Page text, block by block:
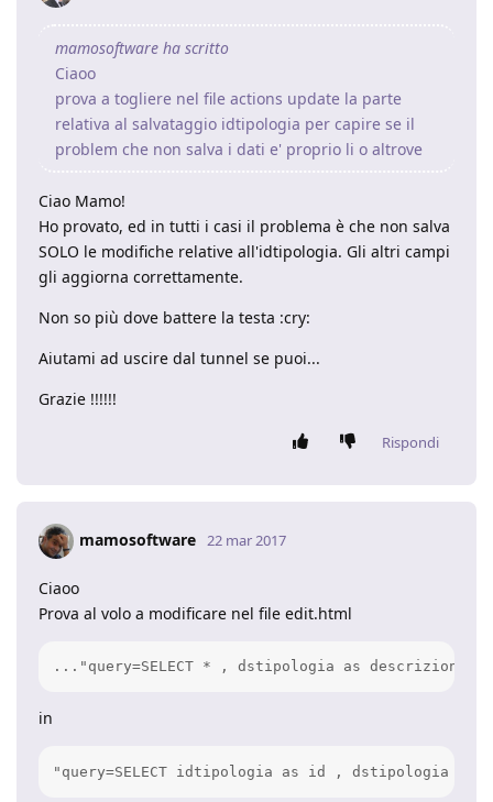
mamosoftware ha scritto
Ciaoo
prova a togliere nel file actions update la parte
relativa al salvataggio idtipologia per capire se il
problem che non salva i dati e' proprio li o altrove
Ciao Mamo!
Ho provato, ed in tutti i casi il problema è che non salva
SOLO le modifiche relative all'idtipologia. Gli altri campi
gli aggiorna correttamente.
Non so più dove battere la testa :cry:
Aiutami ad uscire dal tunnel se puoi...
Grazie !!!!!!
Rispondi
mamosoftware 22 mar 2017
Ciaoo
Prova al volo a modificare nel file edit.html
..."query=SELECT * , dstipologia as descrizione
in
"query=SELECT idtipologia as id , dstipologia as